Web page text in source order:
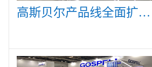
高斯贝尔产品线全面扩展，众多新产品亮相CommunicAsia 2019